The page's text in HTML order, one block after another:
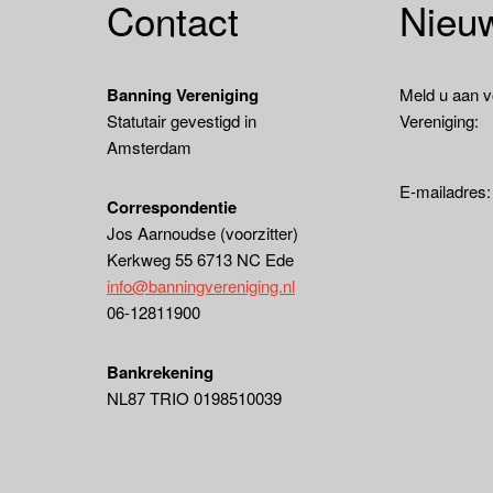
Contact
Banning Vereniging
Statutair gevestigd in
Amsterdam
Correspondentie
Jos Aarnoudse (voorzitter)
Kerkweg 55 6713 NC Ede
info@banningvereniging.nl
06-12811900
Bankrekening
NL87 TRIO 0198510039
Meld u aan
Vereniging:
E-mailadres: